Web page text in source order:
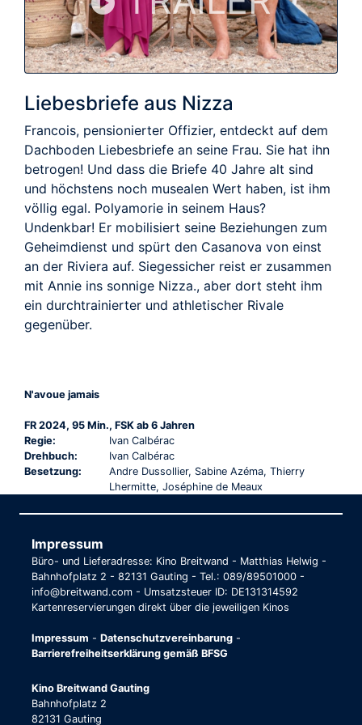
Liebesbriefe aus Nizza
Francois, pensionierter Offizier, entdeckt auf dem
Dachboden Liebesbriefe an seine Frau. Sie hat ihn
betrogen! Und dass die Briefe 40 Jahre alt sind
und höchstens noch musealen Wert haben, ist ihm
völlig egal. Polyamorie in seinem Haus?
Undenkbar! Er mobilisiert seine Beziehungen zum
Geheimdienst und spürt den Casanova von einst
an der Riviera auf. Siegessicher reist er zusammen
mit Annie ins sonnige Nizza., aber dort steht ihm
ein durchtrainierter und athletischer Rivale
gegenüber.
N'avoue jamais
FR 2024, 95 Min., FSK ab 6 Jahren
Regie:
Ivan Calbérac
Drehbuch:
Ivan Calbérac
Besetzung:
Andre Dussollier, Sabine Azéma, Thierry
Lhermitte, Joséphine de Meaux
Impressum
Büro- und Lieferadresse: Kino Breitwand - Matthias Helwig -
Bahnhofplatz 2 - 82131 Gauting - Tel.: 089/89501000 -
info@breitwand.com - Umsatzsteuer ID: DE131314592
Kartenreservierungen direkt über die jeweiligen Kinos
Impressum - Datenschutzvereinbarung -
Barrierefreiheitserklärung gemäß BFSG
Kino Breitwand Gauting
Bahnhofplatz 2
82131 Gauting